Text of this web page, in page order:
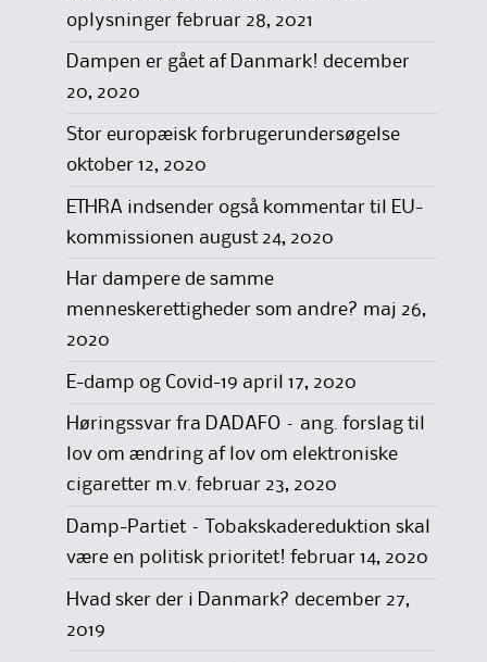
oplysninger februar 28, 2021
Dampen er gået af Danmark! december
20, 2020
Stor europæisk forbrugerundersøgelse
oktober 12, 2020
ETHRA indsender også kommentar til EU-
kommissionen august 24, 2020
Har dampere de samme
menneskerettigheder som andre? maj 26,
2020
E-damp og Covid-19 april 17, 2020
Høringssvar fra DADAFO – ang. forslag til
lov om ændring af lov om elektroniske
cigaretter m.v. februar 23, 2020
Damp-Partiet – Tobakskadereduktion skal
være en politisk prioritet! februar 14, 2020
Hvad sker der i Danmark? december 27,
2019